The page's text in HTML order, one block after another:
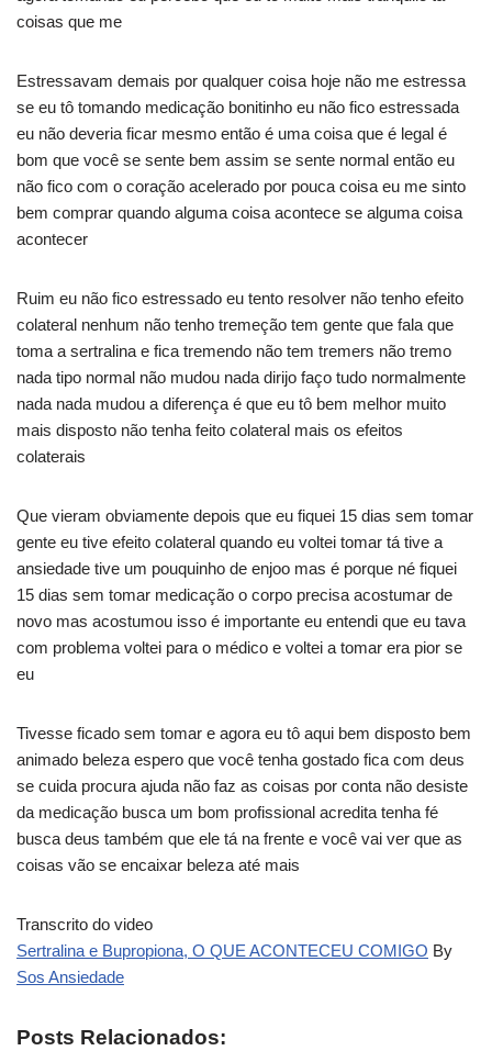
coisas que me
Estressavam demais por qualquer coisa hoje não me estressa
se eu tô tomando medicação bonitinho eu não fico estressada
eu não deveria ficar mesmo então é uma coisa que é legal é
bom que você se sente bem assim se sente normal então eu
não fico com o coração acelerado por pouca coisa eu me sinto
bem comprar quando alguma coisa acontece se alguma coisa
acontecer
Ruim eu não fico estressado eu tento resolver não tenho efeito
colateral nenhum não tenho tremeção tem gente que fala que
toma a sertralina e fica tremendo não tem tremers não tremo
nada tipo normal não mudou nada dirijo faço tudo normalmente
nada nada mudou a diferença é que eu tô bem melhor muito
mais disposto não tenha feito colateral mais os efeitos
colaterais
Que vieram obviamente depois que eu fiquei 15 dias sem tomar
gente eu tive efeito colateral quando eu voltei tomar tá tive a
ansiedade tive um pouquinho de enjoo mas é porque né fiquei
15 dias sem tomar medicação o corpo precisa acostumar de
novo mas acostumou isso é importante eu entendi que eu tava
com problema voltei para o médico e voltei a tomar era pior se
eu
Tivesse ficado sem tomar e agora eu tô aqui bem disposto bem
animado beleza espero que você tenha gostado fica com deus
se cuida procura ajuda não faz as coisas por conta não desiste
da medicação busca um bom profissional acredita tenha fé
busca deus também que ele tá na frente e você vai ver que as
coisas vão se encaixar beleza até mais
Transcrito do video
Sertralina e Bupropiona, O QUE ACONTECEU COMIGO By
Sos Ansiedade
Posts Relacionados: